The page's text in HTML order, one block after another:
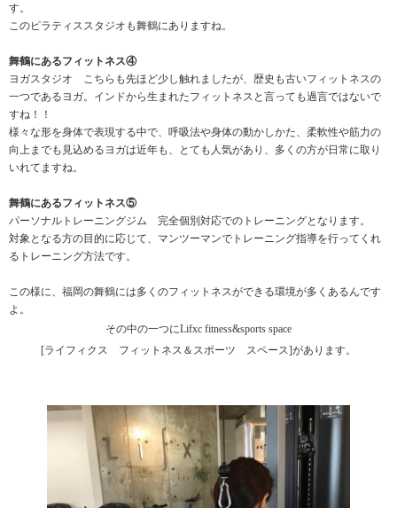
す。
このピラティススタジオも舞鶴にありますね。
舞鶴にあるフィットネス④
ヨガスタジオ こちらも先ほど少し触れましたが、歴史も古いフィットネスの
一つであるヨガ。インドから生まれたフィットネスと言っても過言ではないで
すね！！
様々な形を身体で表現する中で、呼吸法や身体の動かしかた、柔軟性や筋力の
向上までも見込めるヨガは近年も、とても人気があり、多くの方が日常に取り
いれてますね。
舞鶴にあるフィットネス⑤
パーソナルトレーニングジム 完全個別対応でのトレーニングとなります。
対象となる方の目的に応じて、マンツーマンでトレーニング指導を行ってくれ
るトレーニング方法です。
この様に、福岡の舞鶴には多くのフィットネスができる環境が多くあるんです
よ。
その中の一つにLifxc fitness&sports space
[ライフィクス フィットネス＆スポーツ スペース]があります。